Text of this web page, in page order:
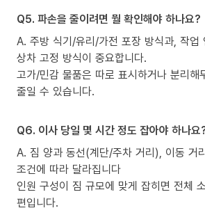
Q5. 파손을 줄이려면 뭘 확인해야 하나요?
A. 주방 식기/유리/가전 포장 방식과, 작업
상차 고정 방식이 중요합니다.
고가/민감 물품은 따로 표시하거나 분리해
줄일 수 있습니다.
Q6. 이사 당일 몇 시간 정도 잡아야 하나요
A. 짐 양과 동선(계단/주차 거리), 이동 거
조건에 따라 달라집니다
인원 구성이 짐 규모에 맞게 잡히면 전체
편입니다.